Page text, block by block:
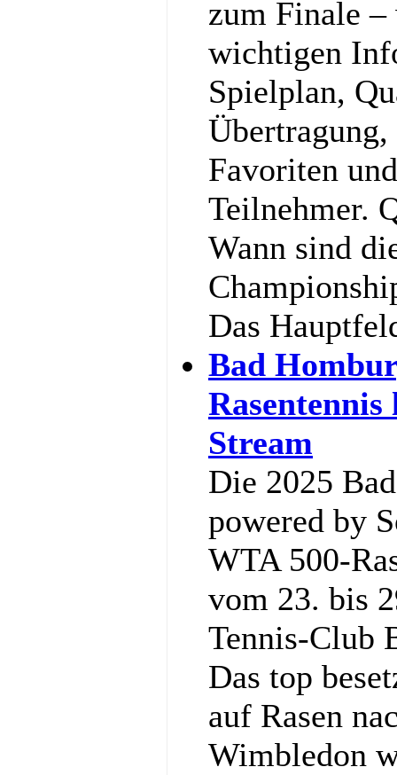
zum Finale
wichtigen
Spielplan,
Favoriten
Teilnehmer.
Wann sind
Das
Bad
Stream
Die 2025
powered by
WTA 500-
vom 23. bis
Tennis‑Club
Das top
auf Rasen
Wimbledon